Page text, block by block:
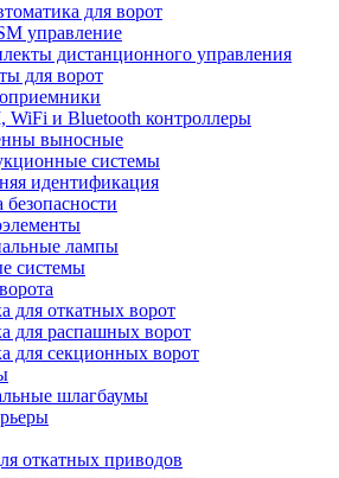
для ворот
управление
дистанционного управления
для ворот
WiFi и Bluetooth контроллеры
выносные
системы
идентификация
безопасности
лампы
системы
для откатных ворот
для распашных ворот
для секционных ворот
шлагбаумы
откатных приводов